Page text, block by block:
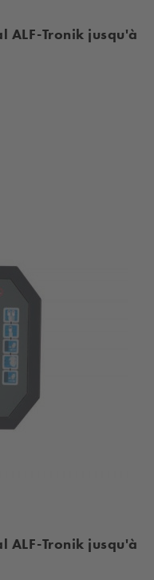
ALF-Tronik jusqu'à
ALF-Tronik jusqu'à